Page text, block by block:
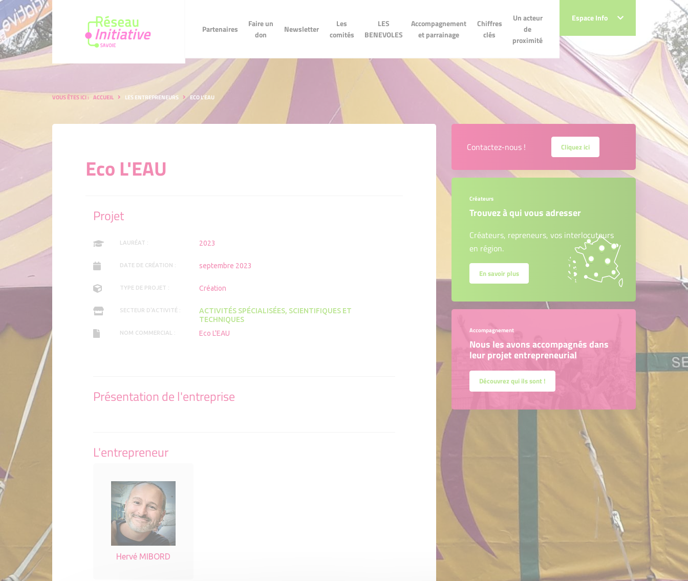
Partenaires
Faire un
don
Newsletter
Les
comités
LES
BENEVOLES
Accompagnement
et parrainage
Chiffres
clés
Un acteur
de
proximité
Espace Info
Newsletter Les comités
BENEVOLES
et parrainage
Chiffres clés
Un acteur de
proximité
Espace Info
VOUS ÊTES ICI : ACCUEIL LES ENTREPRENEURS ECO L'EAU
Eco L'EAU
Projet
LAURÉAT : 2023
DATE DE CRÉATION : septembre 2023
TYPE DE PROJET : Création
SECTEUR D'ACTIVITÉ :
ACTIVITÉS SPÉCIALISÉES, SCIENTIFIQUES ET
TECHNIQUES
NOM COMMERCIAL : Eco L'EAU
Présentation de l'entreprise
L'entrepreneur
Hervé MIBORD
Contactez-nous ! Cliquez ici
Créateurs
Trouvez à qui vous adresser
Créateurs, repreneurs, vos interlocuteurs
en région.
En savoir plus
Accompagnement
Nous les avons accompagnés dans
leur projet entrepreneurial
Découvrez qui ils sont !